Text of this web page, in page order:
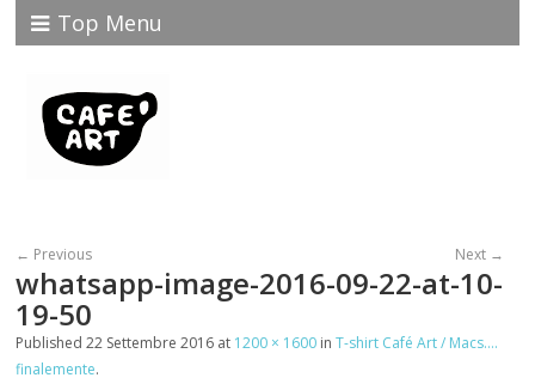
Top Menu
← Previous Next →
whatsapp-image-2016-09-22-at-10-
19-50
Published22 Settembre 2016 at 1200 × 1600 inT-shirt Café Art / Macs….
finalemente.